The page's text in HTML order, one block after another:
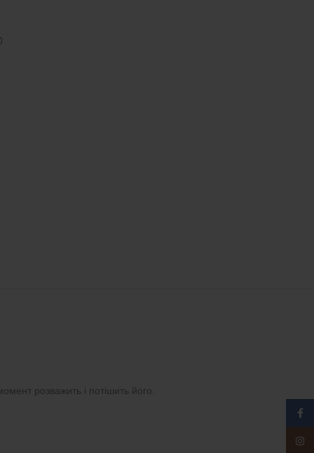
розважить і потішить його.